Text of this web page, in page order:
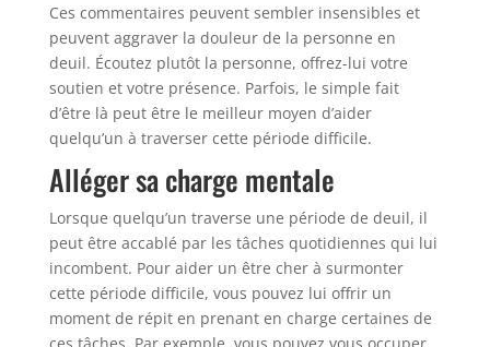
Ces commentaires peuvent sembler insensibles et
peuvent aggraver la douleur de la personne en
deuil. Écoutez plutôt la personne, offrez-lui votre
soutien et votre présence. Parfois, le simple fait
d’être là peut être le meilleur moyen d’aider
quelqu’un à traverser cette période difficile.
Alléger sa charge mentale
Lorsque quelqu’un traverse une période de deuil, il
peut être accablé par les tâches quotidiennes qui lui
incombent. Pour aider un être cher à surmonter
cette période difficile, vous pouvez lui offrir un
moment de répit en prenant en charge certaines de